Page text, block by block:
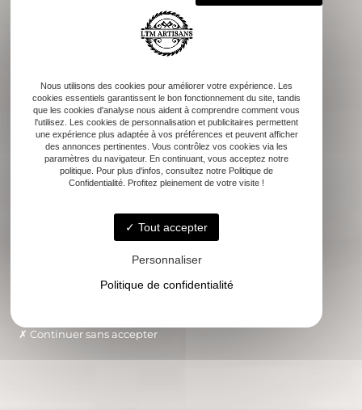
Nous utilisons des cookies pour améliorer votre expérience. Les
cookies essentiels garantissent le bon fonctionnement du site, tandis
que les cookies d'analyse nous aident à comprendre comment vous
l'utilisez. Les cookies de personnalisation et publicitaires permettent
une expérience plus adaptée à vos préférences et peuvent afficher
des annonces pertinentes. Vous contrôlez vos cookies via les
paramètres du navigateur. En continuant, vous acceptez notre
politique. Pour plus d'infos, consultez notre Politique de
Confidentialité. Profitez pleinement de votre visite !
Tout accepter
Personnaliser
Politique de confidentialité
Continuer sans accepter